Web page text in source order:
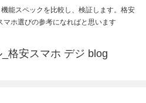
能スペックを比較し、検証します。格安
マホ選びの参考になればと思います
格安スマホ デジ blog